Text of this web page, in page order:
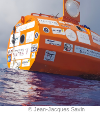
© Jean-Jacques Savin